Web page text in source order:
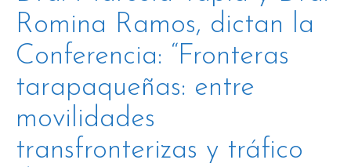
Romina Ramos, dictan la
Conferencia: “Fronteras
tarapaqueñas: entre
movilidades
transfronterizas y tráfico